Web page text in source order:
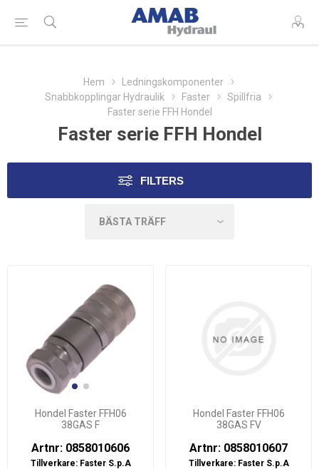
Hem
Ledningskomponenter
Snabbkopplingar Hydraulik
Faster
Spillfria
Faster serie FFH Hondel
Faster serie FFH Hondel
FILTERS
Hondel Faster FFH06
38GAS F
Artnr: 0858010606
Tillverkare: Faster S.p.A
Hondel Faster FFH06
38GAS FV
Artnr: 0858010607
Tillverkare: Faster S.p.A